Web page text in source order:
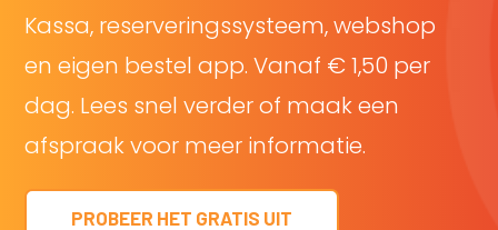
Kassa, reserveringssysteem, webshop
en eigen bestel app. Vanaf € 1,50 per
dag. Lees snel verder of maak een
afspraak voor meer informatie.
PROBEER HET GRATIS UIT